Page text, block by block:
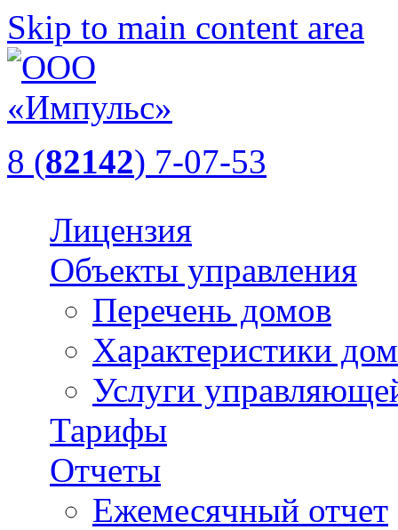
Skip to main content area
8 (82142) 7-07-53
Лицензия
Объекты управления
Перечень домов
Характеристики
Услуги
Тарифы
Отчеты
Ежемесячный отчет